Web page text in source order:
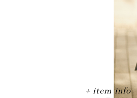
item info